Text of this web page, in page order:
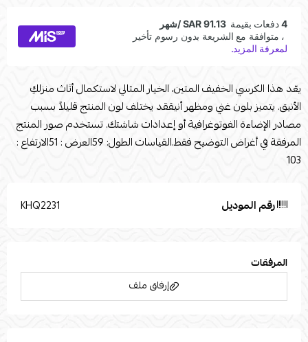
يعّد هذا الكرسي الخفيف المتين، الخيار المثالي لاستكمال أثاث منزلكِ
الأنيق. يتميز بلون غني ومظهر أنيققد يختلف لون المنتج قليلاً بسبب
مصادر الإضاءة الفوتوغرافية أو إعدادات شاشتك. تستخدم صور المنتج
المرفقة في أغراض التوضيح فقط.القياسات الطول: 59العرض : 51الارتفاع :
103
رقم الموديل KHQ2231
المرفقات
إرفاق ملف